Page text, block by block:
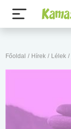
Főoldal / Hírek / Lélek /